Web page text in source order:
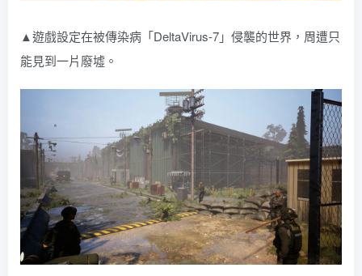
▲遊戲設定在被傳染病「DeltaVirus-7」侵襲的世界，周遭只
能見到一片廢墟。